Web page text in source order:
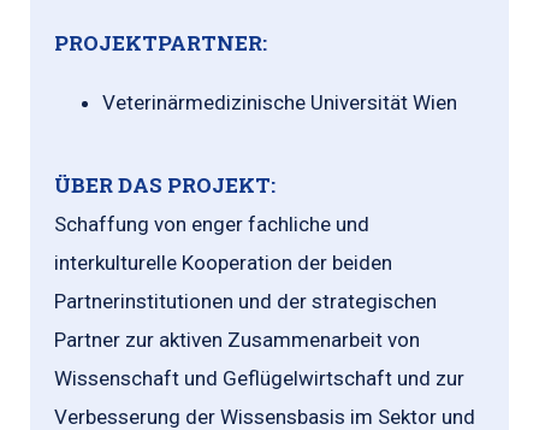
PROJEKTPARTNER:
Veterinärmedizinische Universität Wien
ÜBER DAS PROJEKT:
Schaffung von enger fachliche und
interkulturelle Kooperation der beiden
Partnerinstitutionen und der strategischen
Partner zur aktiven Zusammenarbeit von
Wissenschaft und Geflügelwirtschaft und zur
Verbesserung der Wissensbasis im Sektor und